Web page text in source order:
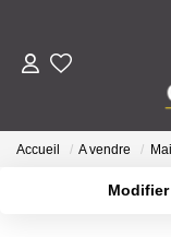
Accueil A vendre